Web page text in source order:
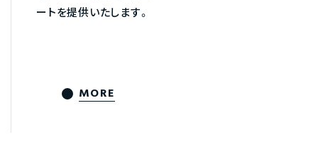
ートを提供いたします。
MORE